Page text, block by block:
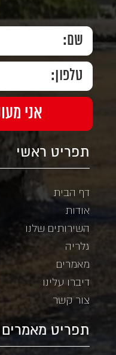
תפריט ראשי
דף הבית
אודות
השירותים שלנו
גלריה
מאמרים
דיברו עלינו
צור קשר
תפריט מאמרים